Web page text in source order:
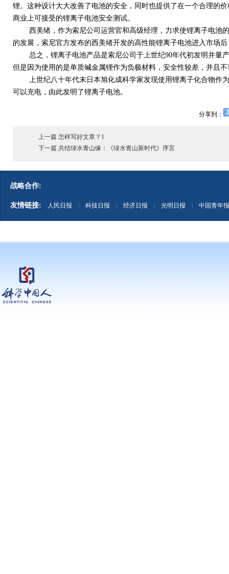
锂。这种设计大大改善了电池的安全，同时也提供了在一个合理的
商业上可接受的锂离子电池安全测试。
西美绪，作为索尼公司运营官和高级经理，力求使锂离子电池
的发展，索尼官方发布的西美绪开发的高性能锂离子电池进入市场
总之，锂离子电池产品是索尼公司于上世纪90年代初发明并量
但是因为使用的是单质碱金属锂作为负极材料，安全性较差，并且
上世纪八十年代末日本旭化成科学家发现使用锂离子化合物作
可以充电，由此发明了锂离子电池。
分享到：
上一篇 怎样写好文章？1
下一篇 共结绿水青山缘：《绿水青山新时代》序言
战略合作:
友情链接: 人民日报 科技日报 经济日报 光明日报 中国青年报